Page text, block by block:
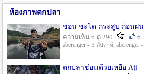
ห้องภาพตกปลา
ช่อน ชะโด กระสูบ ก่อนฝ
ความเห็น 6 ดู 290
6
aberenger - 3 สัปดาห์, aberenger -
ตกปลาช่อนด้วยเหยื่อ Aji